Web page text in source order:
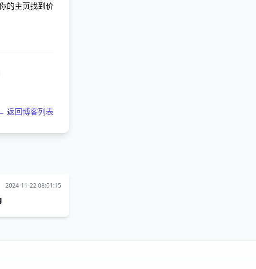
的主页找到价
返回博客列表
2024-11-22 08:01:15